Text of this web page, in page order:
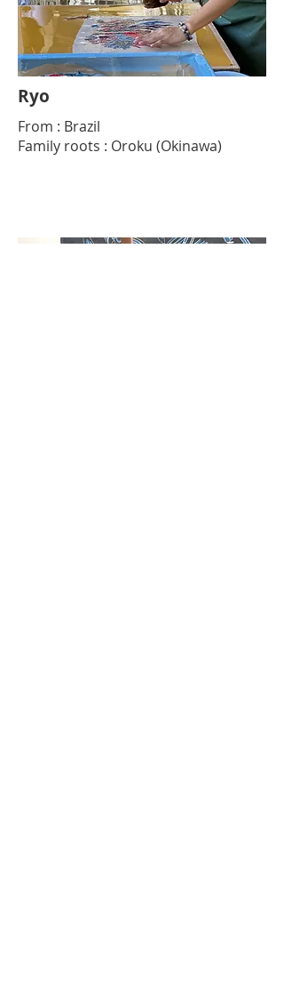
Ryo
From : Brazil
Family roots : Oroku (Okinawa)